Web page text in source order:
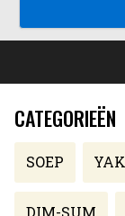
CATEGORIEËN
SOEP
DIM-SUM